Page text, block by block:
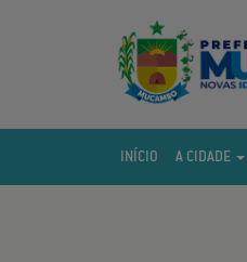
INÍCIO A CIDADE